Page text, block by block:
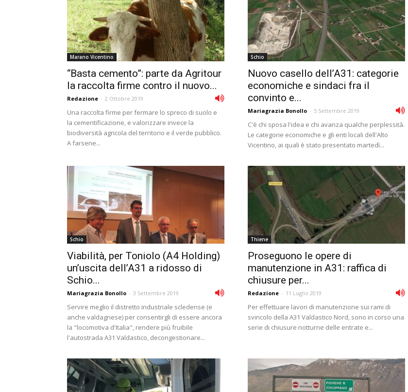
Marano Vicentino
“Basta cemento”: parte da Agritour
la raccolta firme contro il nuovo...
Redazione - 2 Ottobre 2019
Una raccolta firme per fermare lo spreco di suolo e
la cementificazione, e valorizzare invece la
biodiversità agricola del territorio e il verde pubblico.
A farsene...
Schio
Nuovo casello dell’A31: categorie
economiche e sindaci fra il
convinto e...
Mariagrazia Bonollo - 5 Settembre 2019
C'è chi sposa l'idea e chi avanza qualche perplessità.
Le categorie economiche e gli enti locali dell'Alto
Vicentino, ai quali è stato presentato martedì...
Schio
Viabilità, per Toniolo (A4 Holding)
un’uscita dell’A31 a ridosso di
Schio...
Mariagrazia Bonollo - 3 Settembre 2019
Servire meglio il distretto industriale scledense (e
anche valdagnese) per consentirgli di essere ancora
la "locomotiva d'Italia", rendere più fruibile
l'autostrada A31 Valdastico, decongestionare...
Thiene
Proseguono le opere di
manutenzione in A31: raffica di
chiusure per...
Redazione - 11 Luglio 2019
Per effettuare lavori di manutenzione sui rami di
svincolo della A31 Valdastico Nord, sono in corso una
serie di chiusure notturne delle entrate e...